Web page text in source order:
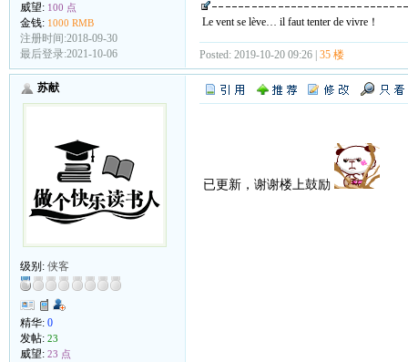
威望: 100 点
金钱: 1000 RMB
注册时间:2018-09-30
最后登录:2021-10-06
Le vent se lève… il faut tenter de vivre！
Posted: 2019-10-20 09:26 | 35 楼
苏献
级别: 侠客
精华: 0
发帖: 23
威望: 23 点
已更新，谢谢楼上鼓励